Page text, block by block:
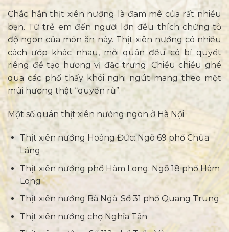
Chắc hẳn thịt xiên nướng là đam mê của rất nhiều
bạn. Từ trẻ em đến người lớn đều thích chứng tỏ
độ ngon của món ăn này. Thịt xiên nướng có nhiều
cách ướp khác nhau, mỗi quán đều có bí quyết
riêng để tạo hương vị đặc trưng. Chiều chiều ghé
qua các phố thấy khói nghi ngút mang theo một
mùi hương thật “quyến rũ”.
Một số quán thịt xiên nướng ngon ở Hà Nội
Thịt xiên nướng Hoàng Đức: Ngõ 69 phố Chùa
Láng
Thịt xiên nướng phố Hàm Long: Ngõ 18 phố Hàm
Long
Thịt xiên nướng Bà Ngà: Số 31 phố Quang Trung
Thịt xiên nướng chợ Nghĩa Tân